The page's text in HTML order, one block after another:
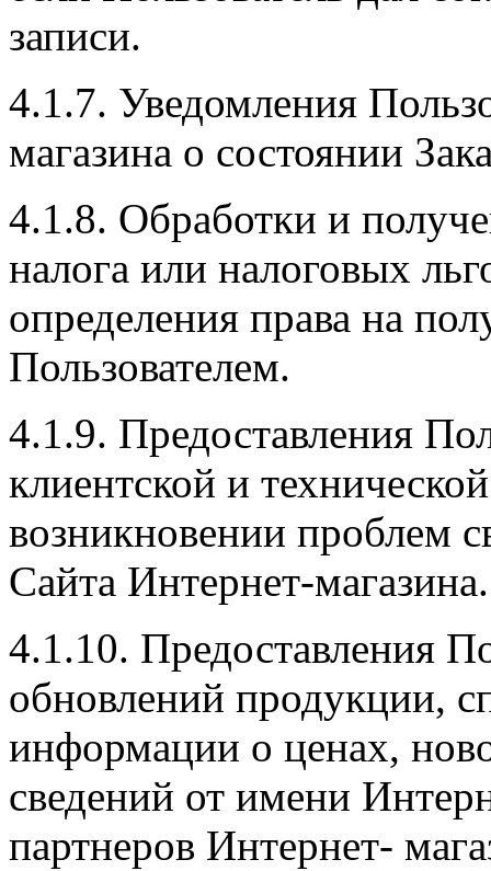
записи.
4.1.7. Уведомления
магазина о состоянии
4.1.8. Обработки и
налога или налоговых
определения права на
Пользователем.
4.1.9. Предоставления
клиентской и
возникновении проблем
Сайта Интернет-магазина.
4.1.10. Предоставления
обновлений продукции,
информации о ценах,
сведений от имени
партнеров Интернет-